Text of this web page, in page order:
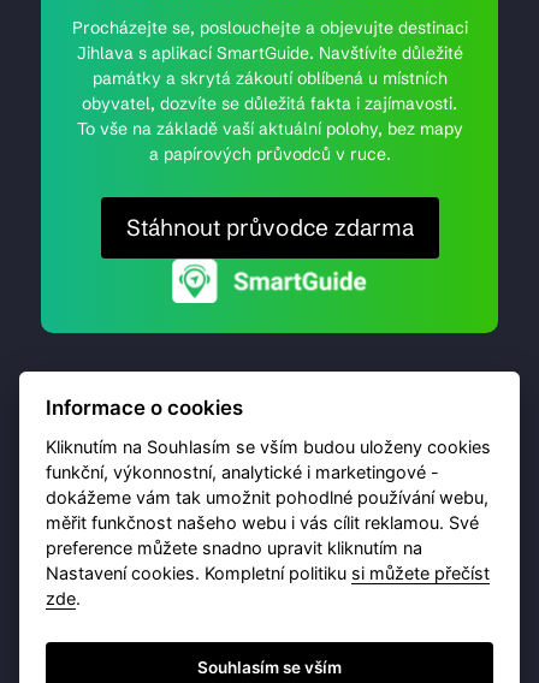
Procházejte se, poslouchejte a objevujte destinaci
Jihlava s aplikací SmartGuide. Navštívíte důležité
památky a skrytá zákoutí oblíbená u místních
obyvatel, dozvíte se důležitá fakta i zajímavosti.
To vše na základě vaší aktuální polohy, bez mapy
a papírových průvodců v ruce.
Stáhnout průvodce zdarma
© 2026 Destinační portál provozujeBrána Jihlavy,
příspěvková organizace. Všechna práva vyhrazena.
Ochrana osobních údajů
Informace o cookies
Kliknutím na Souhlasím se vším budou uloženy cookies
funkční, výkonnostní, analytické i marketingové -
dokážeme vám tak umožnit pohodlné používání webu,
měřit funkčnost našeho webu i vás cílit reklamou. Své
preference můžete snadno upravit kliknutím na
Nastavení cookies. Kompletní politiku si můžete přečíst
zde.
Souhlasím se vším